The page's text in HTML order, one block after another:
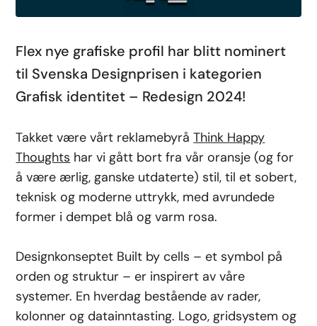
Flex nye grafiske profil har blitt nominert
til Svenska Designprisen i kategorien
Grafisk identitet – Redesign 2024!
Takket være vårt reklamebyråThink Happy
Thoughts har vi gått bort fra vår oransje (og for
å være ærlig, ganske utdaterte) stil, til et sobert,
teknisk og moderne uttrykk, med avrundede
former i dempet blå og varm rosa.
Designkonseptet Built by cells – et symbol på
orden og struktur – er inspirert av våre
systemer. En hverdag bestående av rader,
kolonner og datainntasting. Logo, gridsystem og